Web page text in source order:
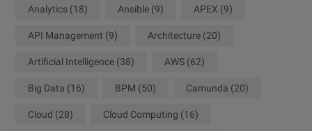
Analytics (18) Ansible (9) APEX (9)
API Management (9) Architecture (20)
Artificial Intelligence (38) AWS (62)
Big Data (16) BPM (50) Camunda (20)
Cloud (28) Cloud Computing (16)